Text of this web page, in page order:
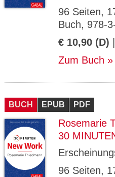
96 Seiten,
Buch, 978-
€ 10,90 (D)
Zum Buch
BUCH EPUB PDF
Rosemarie
30
96 Seiten,